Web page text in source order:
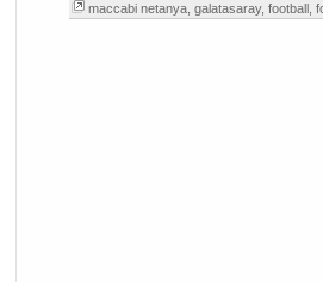
maccabi netanya, galatasaray, football,